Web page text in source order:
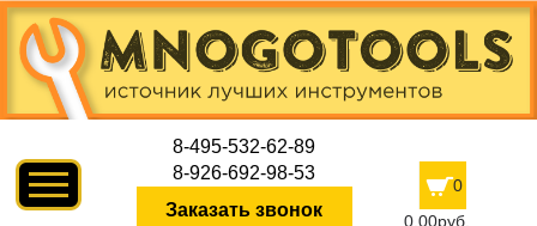
8-495-532-62-89
8-926-692-98-53
Заказать звонок
0
0.00руб.